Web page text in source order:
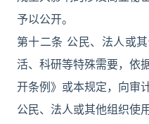
予以公开。
第十二条 公民、法人或
活、科研等特殊需要，依
开条例》或本规定，向审
公民、法人或其他组织使